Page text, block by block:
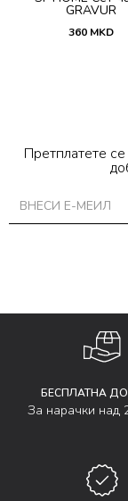
GRAVUR
360 MKD
Претплатете
БЕСПЛАТНА
За нарачки над